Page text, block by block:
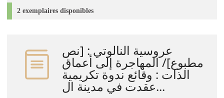
2 exemplaires disponibles
عروسية النالوتي : ‏[نص
مطبوع]‏‏/ ‏المهاجرة إلى أعماق
الذات‏‏ : ‏وقائع ندوة تكريمية
عقدت في مدينة ال...